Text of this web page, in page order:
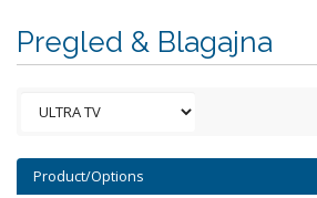
Pregled & Blagajna
Product/Options